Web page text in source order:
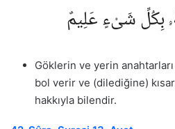
بِكُلِّ شَىْءٍ عَلِيمٌ
Göklerin ve yerin anahtarları
bol verir ve (dilediğine)
hakkıyla bilendir.